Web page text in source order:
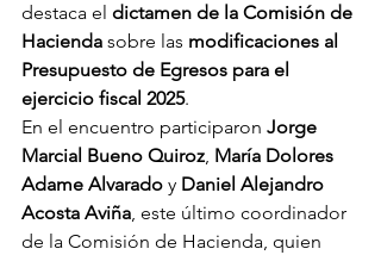
destaca el dictamen de la Comisión de
Hacienda sobre las modificaciones al
Presupuesto de Egresos para el
ejercicio fiscal 2025.
En el encuentro participaron Jorge
Marcial Bueno Quiroz, María Dolores
Adame Alvarado y Daniel Alejandro
Acosta Aviña, este último coordinador
de la Comisión de Hacienda, quien